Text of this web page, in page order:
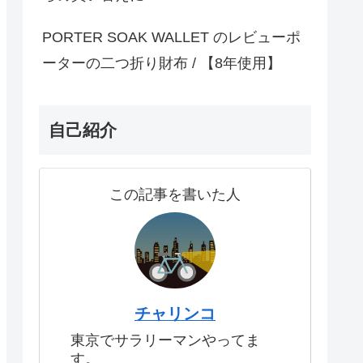
PORTER SOAK WALLET のレビューポ
ーターの二つ折り財布 / 【8年使用】
自己紹介
この記事を書いた人
チャリンコ
東京でサラリーマンやってま
す。